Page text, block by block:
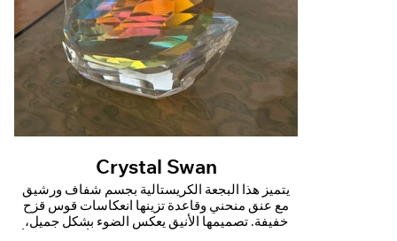
Crystal Swan
يتميز هذا البجعة الكريستالية بجسم شفاف ورشيق
مع عنق منحني وقاعدة تزينها انعكاسات قوس قزح
خفيفة. تصميمها الأنيق يعكس الضوء بشكل جميل،